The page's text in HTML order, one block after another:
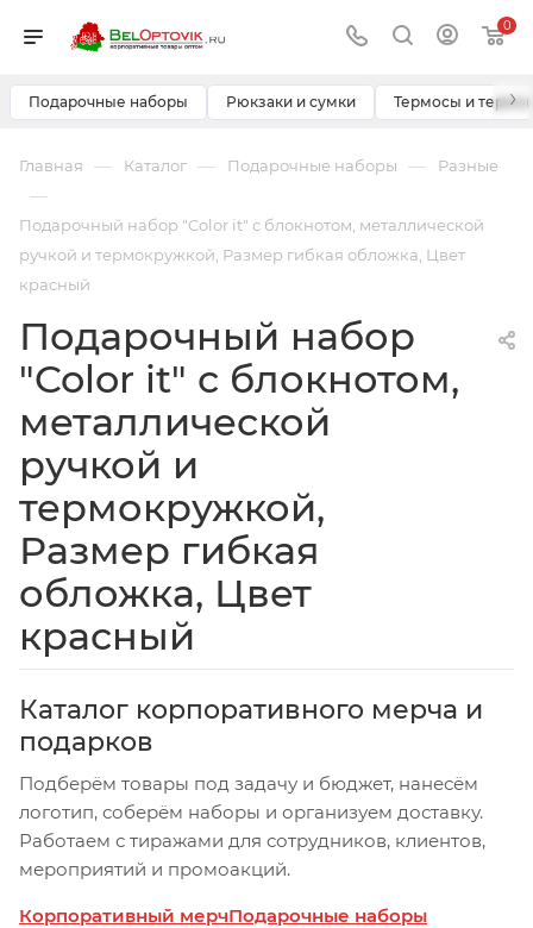
0
Подарочные наборы Рюкзаки и сумки Термосы и ›
Главная — Каталог — Подарочные наборы — Разные
—
Подарочный набор "Color it" с блокнотом, металлической
ручкой и термокружкой, Размер гибкая обложка, Цвет
красный
Подарочный набор
"Color it" с блокнотом,
металлической
ручкой и
термокружкой,
Размер гибкая
обложка, Цвет
красный
Каталог корпоративного мерча и
подарков
Подберём товары под задачу и бюджет, нанесём
логотип, соберём наборы и организуем доставку.
Работаем с тиражами для сотрудников, клиентов,
мероприятий и промоакций.
Корпоративный мерчПодарочные наборы